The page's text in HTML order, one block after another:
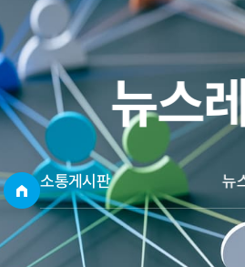
뉴스
소통게시판 뉴